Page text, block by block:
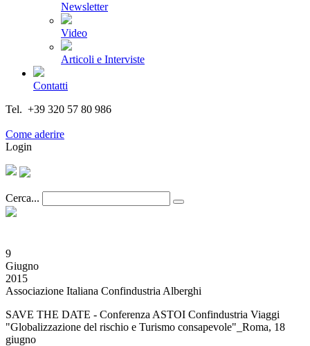
Newsletter
Video
Articoli e Interviste
Contatti
Tel. +39 320 57 80 986
Come aderire
Login
Cerca...
9
Giugno
2015
Associazione Italiana Confindustria Alberghi
SAVE THE DATE - Conferenza ASTOI Confindustria Viaggi
"Globalizzazione del rischio e Turismo consapevole"_Roma, 18
giugno